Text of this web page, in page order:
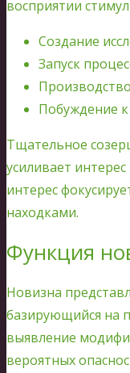
восприятии
Создание
Запуск
Побуждение
Тщательное
усиливает
интерес
находками.
Функция
Новизна
базирующийся на
выявление
вероятных